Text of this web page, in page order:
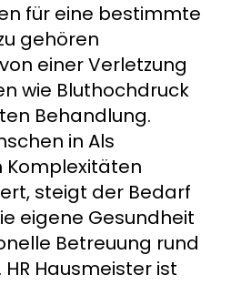
für eine bestimmte
gehören
einer Verletzung
wie Bluthochdruck
Behandlung.
in Als
Komplexitäten
steigt der Bedarf
eigene Gesundheit
Betreuung rund
Hausmeister ist